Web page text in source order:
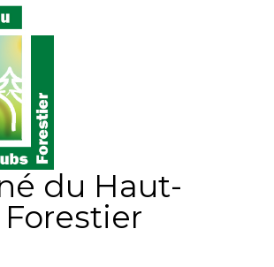
du Haut-